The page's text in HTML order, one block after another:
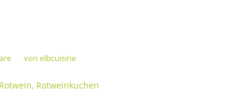
von elbcuisine
Rotwein, Rotweinkuchen